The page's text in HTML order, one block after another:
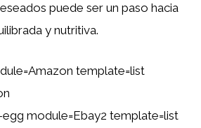
puede ser un paso hacia
y nutritiva.
template=list
egg module=Ebay2 template=list